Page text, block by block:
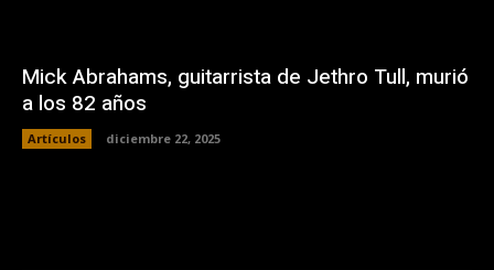
Mick Abrahams, guitarrista de Jethro Tull, murió
a los 82 años
Artículos diciembre 22, 2025